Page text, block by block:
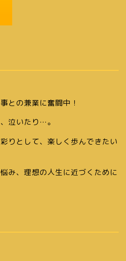
との兼業に奮闘中！
泣いたり…。
りとして、楽しく歩んできたい
み、理想の人生に近づくために